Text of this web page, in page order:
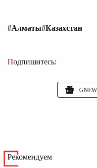
#Алматы#Казахстан
Подпишитесь:
Рекомендуем